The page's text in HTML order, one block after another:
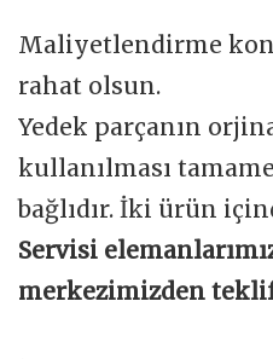
Maliyetlendirme
rahat olsun.
Yedek parçanın
kullanılması
bağlıdır. İki ürün
Servisi
merkezimizden